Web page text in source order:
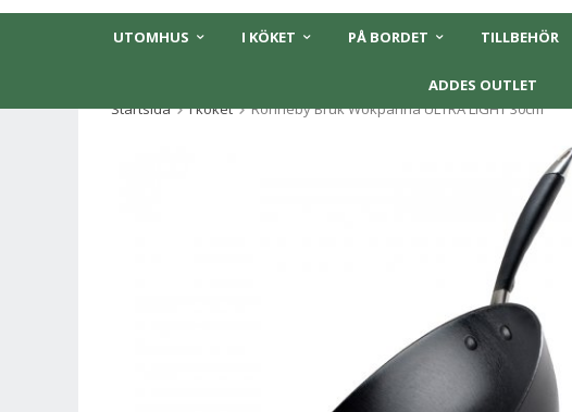
UTOMHUS I KÖKET PÅ BORDET TILLBEHÖR
ADDES OUTLET
Startsida
I köket Ronneby Bruk Wokpanna ULTRA LIGHT 30cm